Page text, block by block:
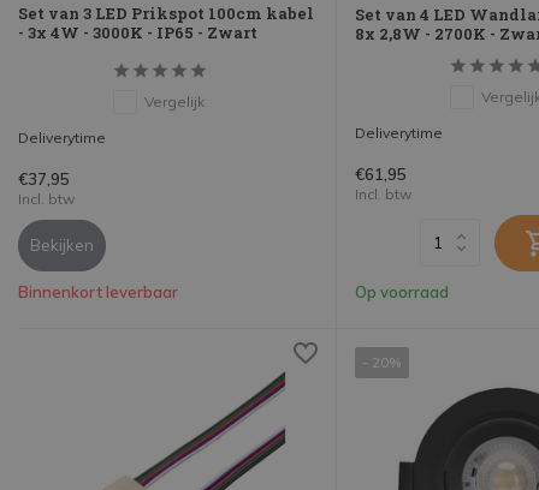
Set van 3 LED Prikspot 100cm kabel
- 3x 4W - 3000K - IP65 - Zwart
Vergelijk
Deliverytime
€37,95
Incl. btw
Bekijken
Binnenkort leverbaar
Set van 4 LED
8x 2,8W - 2700K -
Deliverytime
€61,95
Incl. btw
Op voorraad
- 20%